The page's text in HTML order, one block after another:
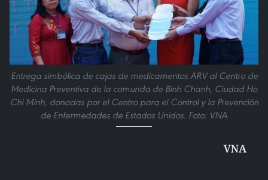
Entrega simbólica de cajas de medicamentos ARV al Centro de
Medicina Preventiva de la comunda de Binh Chanh, Ciudad Ho
Chi Minh, donadas por el Centro para el Control y la Prevención
de Enfermedades de Estados Unidos. Foto: VNA
VNA